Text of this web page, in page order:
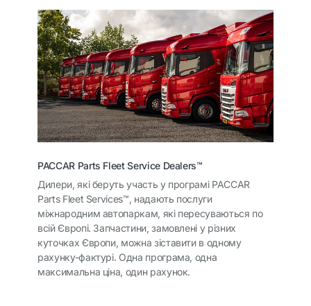
PACCAR Parts Fleet Service Dealers™
Дилери, які беруть участь у програмі PACCAR
Parts Fleet Services™, надають послуги
міжнародним автопаркам, які пересуваються по
всій Європі. Запчастини, замовлені у різних
куточках Європи, можна зіставити в одному
рахунку-фактурі. Одна програма, одна
максимальна ціна, один рахунок.